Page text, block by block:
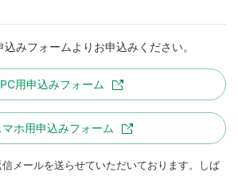
みフォームよりお申込みください。
PC用申込みフォーム
マホ用申込みフォーム
メールを送らせていただいております。しば